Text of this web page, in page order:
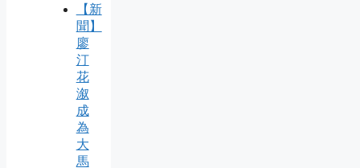
【新
聞】
廖
汀
花
溆
成
為
大
馬